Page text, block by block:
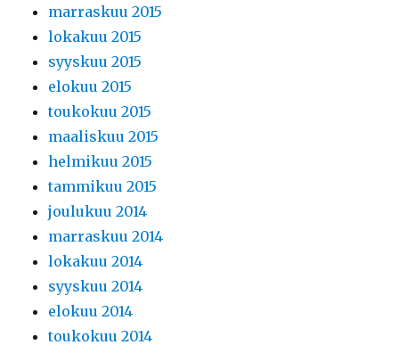
marraskuu 2015
lokakuu 2015
syyskuu 2015
elokuu 2015
toukokuu 2015
maaliskuu 2015
helmikuu 2015
tammikuu 2015
joulukuu 2014
marraskuu 2014
lokakuu 2014
syyskuu 2014
elokuu 2014
toukokuu 2014